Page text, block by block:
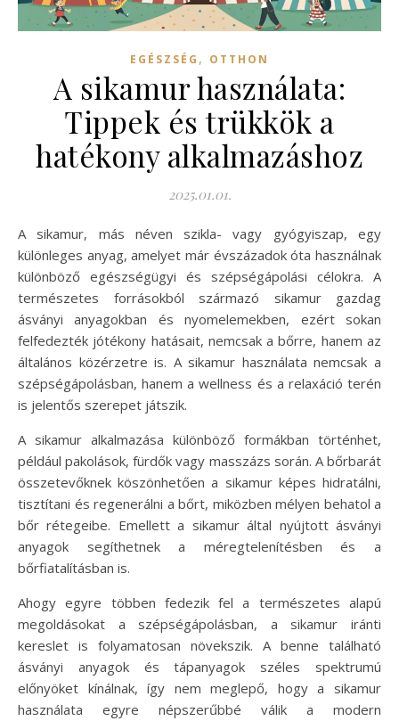
EGÉSZSÉG , OTTHON
A sikamur használata:
Tippek és trükkök a
hatékony alkalmazáshoz
2025.01.01.
A sikamur, más néven szikla- vagy gyógyiszap, egy
különleges anyag, amelyet már évszázadok óta használnak
különböző egészségügyi és szépségápolási célokra. A
természetes forrásokból származó sikamur gazdag
ásványi anyagokban és nyomelemekben, ezért sokan
felfedezték jótékony hatásait, nemcsak a bőrre, hanem az
általános közérzetre is. A sikamur használata nemcsak a
szépségápolásban, hanem a wellness és a relaxáció terén
is jelentős szerepet játszik.
A sikamur alkalmazása különböző formákban történhet,
például pakolások, fürdők vagy masszázs során. A bőrbarát
összetevőknek köszönhetően a sikamur képes hidratálni,
tisztítani és regenerálni a bőrt, miközben mélyen behatol a
bőr rétegeibe. Emellett a sikamur által nyújtott ásványi
anyagok segíthetnek a méregtelenítésben és a
bőrfiatalításban is.
Ahogy egyre többen fedezik fel a természetes alapú
megoldásokat a szépségápolásban, a sikamur iránti
kereslet is folyamatosan növekszik. A benne található
ásványi anyagok és tápanyagok széles spektrumú
előnyöket kínálnak, így nem meglepő, hogy a sikamur
használata egyre népszerűbbé válik a modern